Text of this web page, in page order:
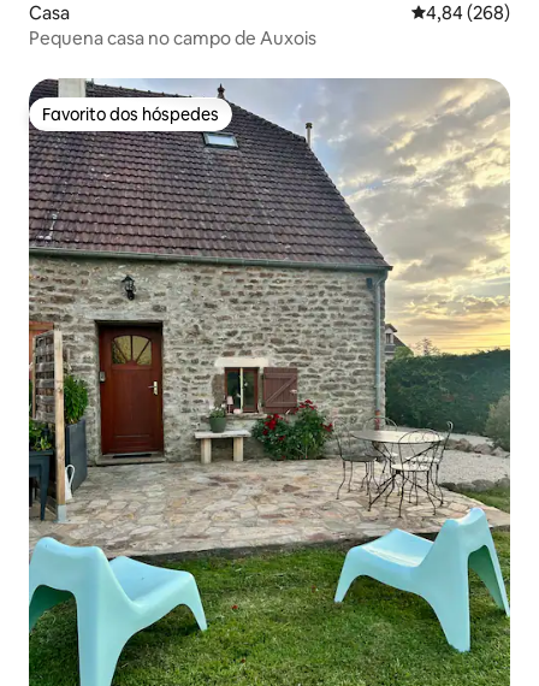
Casa Classificação
4,84 (268)
Pequena casa no campo de Auxois
Favorito dos hóspedes
Favorito dos hóspedes